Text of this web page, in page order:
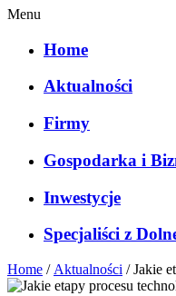
Menu
Home
Aktualności
Firmy
Gospodarka i
Inwestycje
Specjaliści z
Home / Aktualności /Jakie